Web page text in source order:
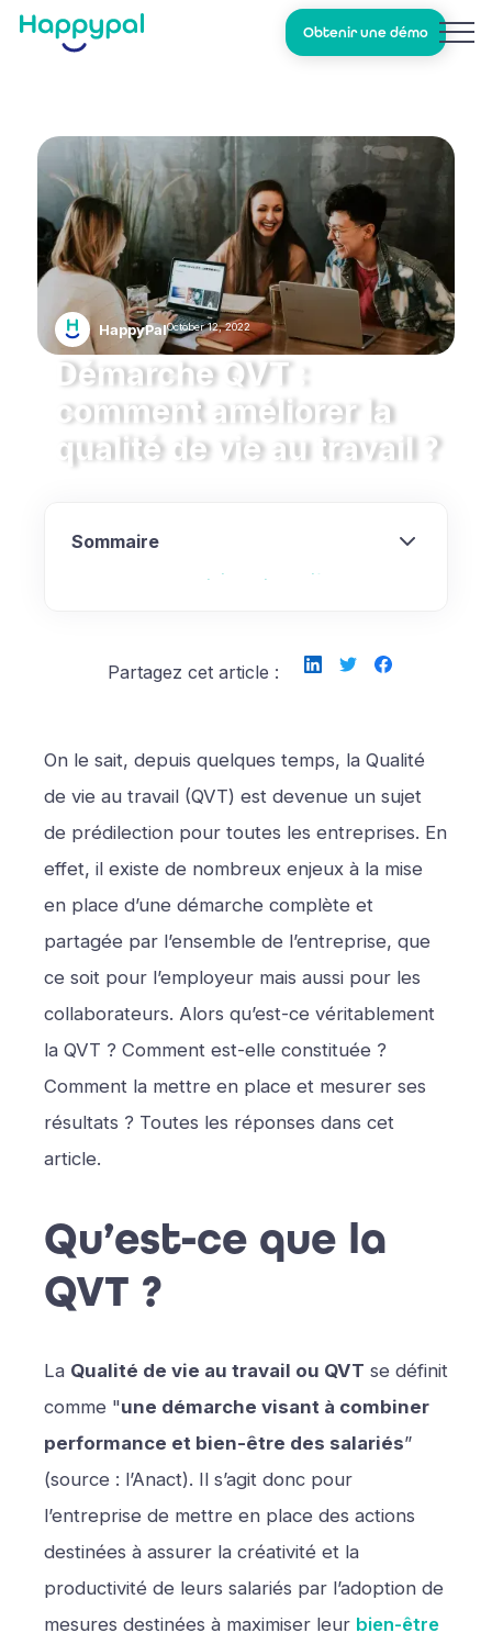
Obtenir une démo
Démarche QVT :
comment améliorer la
qualité de vie au travail ?
HappyPalOctober 12, 2022
On le sait, depuis quelques temps, la Qualité
de vie au travail (QVT) est devenue un sujet
de prédilection pour toutes les entreprises. En
effet, il existe de nombreux enjeux à la mise
en place d’une démarche complète et
partagée par l’ensemble de l’entreprise, que
ce soit pour l’employeur mais aussi pour les
collaborateurs. Alors qu’est-ce véritablement
la QVT ? Comment est-elle constituée ?
Comment la mettre en place et mesurer ses
résultats ? Toutes les réponses dans cet
article.
Qu’est-ce que la
QVT ?
La Qualité de vie au travail ou QVT se définit
comme "une démarche visant à combiner
performance et bien-être des salariés”
(source : l’Anact). Il s’agit donc pour
l’entreprise de mettre en place des actions
destinées à assurer la créativité et la
productivité de leurs salariés par l’adoption de
mesures destinées à maximiser leur bien-être
Sommaire
Qu’est-ce que la QVT ?
Quels sont les éléments qui constituent la
Les exemples d’actions en matière de QVT
Quels sont les enjeux et impacts d’une
Partagez cet article :